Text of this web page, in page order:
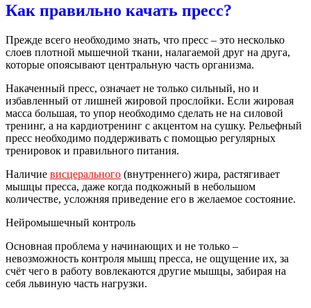
Как правильно качать пресс?
Прежде всего необходимо знать, что пресс – это несколько
слоев плотной мышечной ткани, налагаемой друг на друга,
которые опоясывают центральную часть организма.
Накаченный пресс, означает не только сильный, но и
избавленный от лишней жировой прослойки. Если жировая
масса большая, то упор необходимо сделать не на силовой
тренинг, а на кардиотренинг с акцентом на сушку. Рельефный
пресс необходимо поддерживать с помощью регулярных
тренировок и правильного питания.
Наличие висцерального (внутреннего) жира, растягивает
мышцы пресса, даже когда подкожный в небольшом
количестве, усложняя приведение его в желаемое состояние.
Нейромышечный контроль
Основная проблема у начинающих и не только –
невозможность контроля мышц пресса, не ощущение их, за
счёт чего в работу вовлекаются другие мышцы, забирая на
себя львиную часть нагрузки.